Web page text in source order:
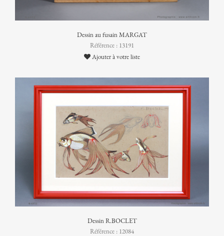
Dessin au fusain MARGAT
Référence : 13191
Ajouter à votre liste
Dessin R.BOCLET
Référence : 12084